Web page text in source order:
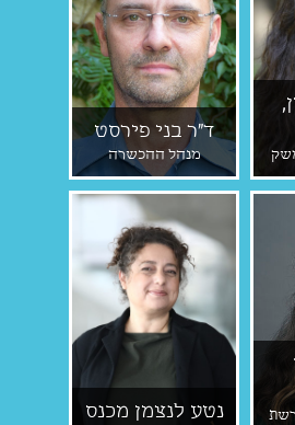
ד"ר בני פירסט
מנהל ההכשרה
נטע לנצמן מכנס